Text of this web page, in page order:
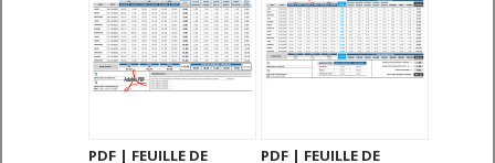
PDF | FEUILLE DE
PDF | FEUILLE DE